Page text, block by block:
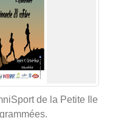
de la Petite Ile